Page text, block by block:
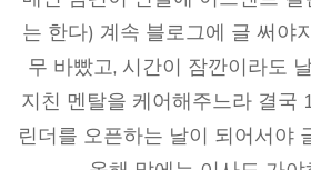
는 한다) 계속 블로그에 글 써야
무 바빴고, 시간이 잠깐이라도
지친 멘탈을 케어해주느라 결국
린더를 오픈하는 날이 되어서야